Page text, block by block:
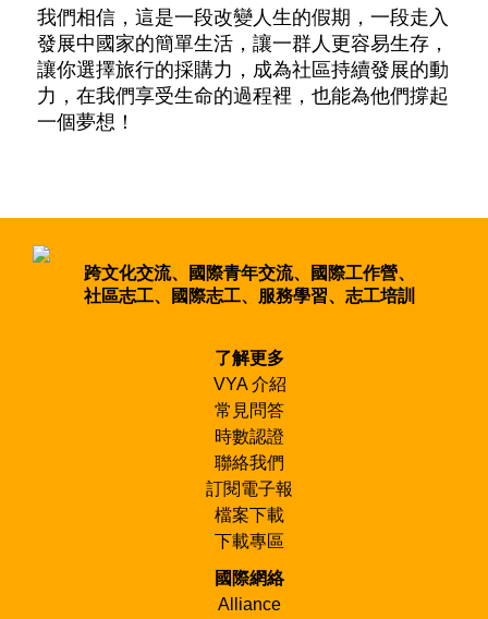
我們相信，這是一段改變人生的假期，一段走入
發展中國家的簡單生活，讓一群人更容易生存，
讓你選擇旅行的採購力，成為社區持續發展的動
力，在我們享受生命的過程裡，也能為他們撐起
一個夢想！
跨文化交流、國際青年交流、國際工作營、
社區志工、國際志工、服務學習、志工培訓
了解更多
VYA 介紹
常見問答
時數認證
聯絡我們
訂閱電子報
檔案下載
下載專區
國際網絡
Alliance